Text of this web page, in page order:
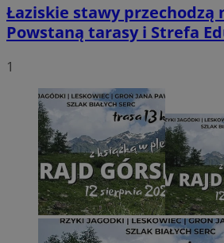
Łaziskie stawy przechodzą
Powstaną tarasy i Strefa
1